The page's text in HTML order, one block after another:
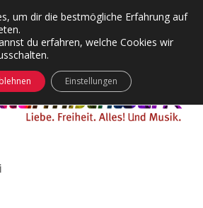
Kategorien
Menü
Hours Chilling
Die Wende
KFMW-Disco
Dates
öffnen
um dir die bestmögliche Erfahrung auf
du erfahren, welche Cookies wir
Einstellungen